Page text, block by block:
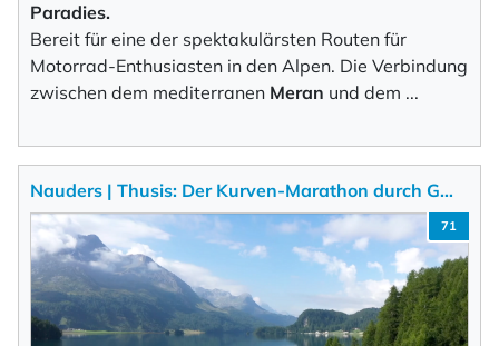
Paradies.
Bereit für eine der spektakulärsten Routen für
Motorrad-Enthusiasten in den Alpen. Die Verbindung
zwischen dem mediterranen Meran und dem ...
Nauders | Thusis: Der Kurven-Marathon durch G…
71